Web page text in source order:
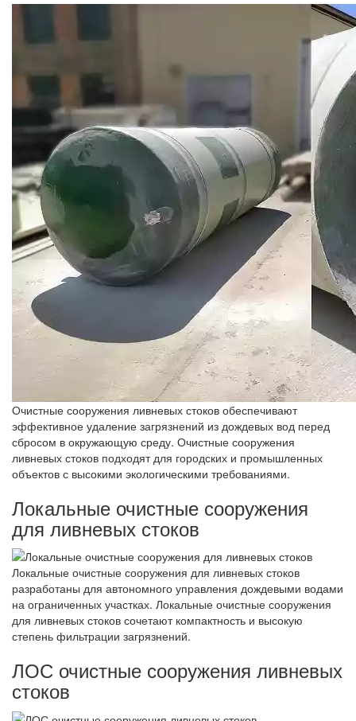
Очистные сооружения ливневых стоков обеспечивают
эффективное удаление загрязнений из дождевых вод перед
сбросом в окружающую среду. Очистные сооружения
ливневых стоков подходят для городских и промышленных
объектов с высокими экологическими требованиями.
Локальные очистные сооружения
для ливневых стоков
Локальные очистные сооружения для ливневых стоков
разработаны для автономного управления дождевыми водами
на ограниченных участках. Локальные очистные сооружения
для ливневых стоков сочетают компактность и высокую
степень фильтрации загрязнений.
ЛОС очистные сооружения ливневых
стоков